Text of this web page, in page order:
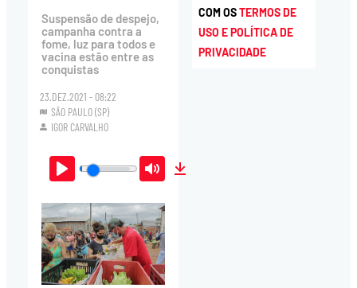
Suspensão de despejo,
campanha contra a
fome, luz para todos e
vacina estão entre as
conquistas
23.DEZ.2021 - 08:22
SÃO PAULO (SP)
IGOR CARVALHO
Play Mute
COM OSTERMOS DE
USO E POLÍTICA DE
PRIVACIDADE